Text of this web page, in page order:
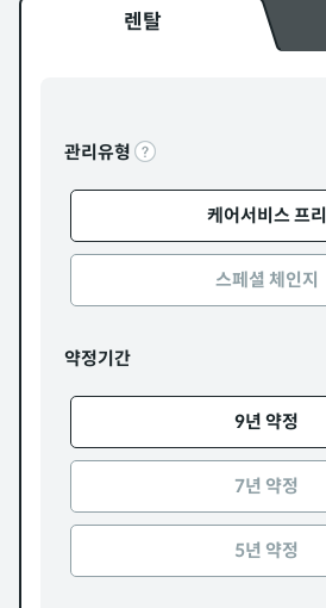
렌탈
관리유형
케어서비스 프리
스페셜 체인지
약정기간
9년 약정
7년 약정
5년 약정